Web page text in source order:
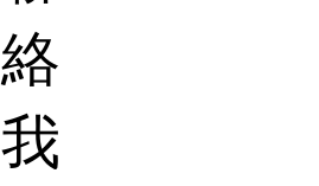
絡
我